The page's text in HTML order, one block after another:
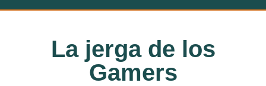
La jerga de los
Gamers